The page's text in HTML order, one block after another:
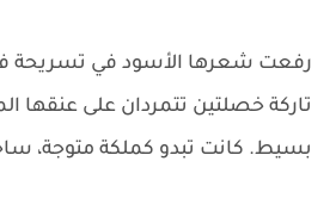
رفعت شعرها الأسود في تسريحة
تاركة خصلتين تتمردان على عنقها
بسيط. كانت تبدو كملكة متوجة،